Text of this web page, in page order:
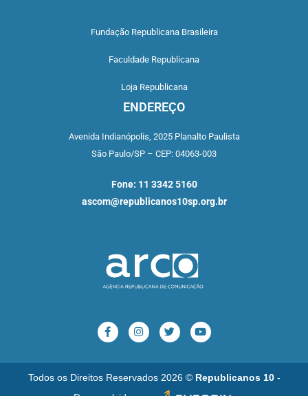
Fundação Republicana Brasileira
Faculdade Republicana
Loja Republicana
ENDEREÇO
Avenida Indianópolis, 2025 Planalto Paulista
São Paulo/SP – CEP: 04063-003
Fone: 11 3342 5160
ascom@republicanos10sp.org.br
Todos os Direitos Reservados 2026 © Republicanos 10 -